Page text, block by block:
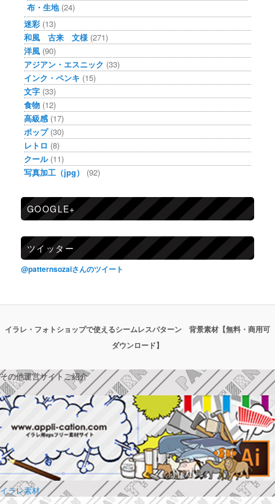
布・生地(24)
迷彩 (13)
和風 古来 文様 (271)
洋風 (90)
アジアン・エスニック (33)
インク・ペンキ (15)
文字 (33)
食物 (12)
高級感 (17)
ポップ(30)
レトロ (8)
クール(11)
写真加工（jpg）
(92)
GOOGLE+
ツイッター
@patternsozaiさんのツイート
イラレ・フォトショップで使えるシームレスパターン 背景素材【無料・商用可
ダウンロード】
その他運営サイトご紹介
イラレ素材